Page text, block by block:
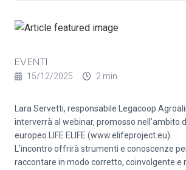
EVENTI
15/12/2025 2 min
Lara Servetti, responsabile Legacoop
interverrà al webinar, promosso nell’ambito
europeo LIFE ELIFE (www.elifeproject.eu).
L’incontro offrirà strumenti e conoscenze
raccontare in modo corretto, coinvolgente e